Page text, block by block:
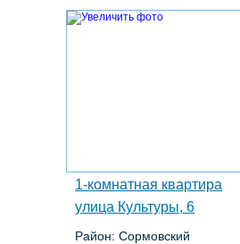
1-комнатная квартира
улица Культуры, 6
Район: Сормовский